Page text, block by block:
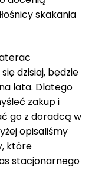
skakania
dzisiaj, będzie
lata. Dlatego
zakup i
go z doradcą w
opisaliśmy
które
stacjonarnego